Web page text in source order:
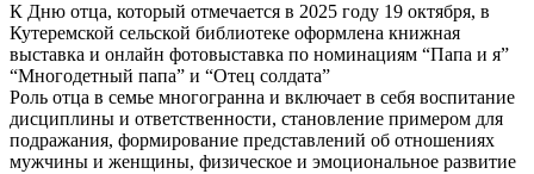
К Дню отца, который отмечается в 2025 году 19 октября, в
Кутеремской сельской библиотеке оформлена книжная
выставка и онлайн фотовыставка по номинациям “Папа и я”
“Многодетный папа” и “Отец солдата”
Роль отца в семье многогранна и включает в себя воспитание
дисциплины и ответственности, становление примером для
подражания, формирование представлений об отношениях
мужчины и женщины, физическое и эмоциональное развитие